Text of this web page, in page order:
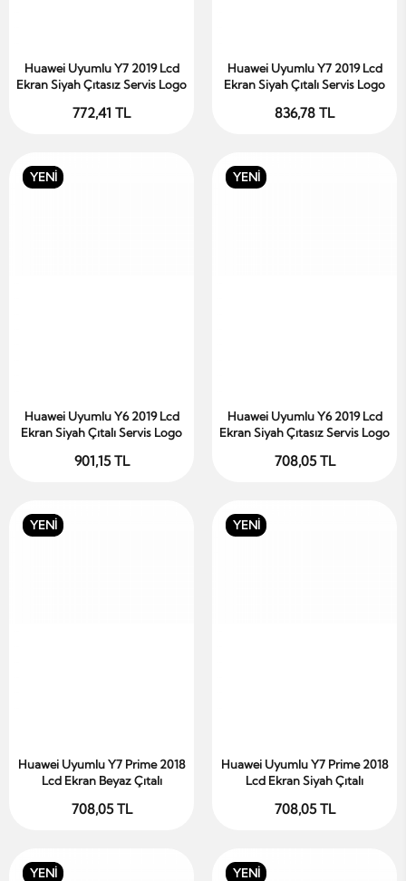
Sepete Ekle
Huawei Uyumlu Y7 2019 Lcd
Ekran Siyah Çıtasız Servis Logo
772,41 TL
Sepete Ekle
Huawei Uyumlu Y7 2019 Lcd
Ekran Siyah Çıtalı Servis Logo
836,78 TL
YENİ
Sepete Ekle
Huawei Uyumlu Y6 2019 Lcd
Ekran Siyah Çıtalı Servis Logo
901,15 TL
YENİ
Sepete Ekle
Huawei Uyumlu Y6 2019 Lcd
Ekran Siyah Çıtasız Servis Logo
708,05 TL
YENİ
Sepete Ekle
Huawei Uyumlu Y7 Prime 2018
Lcd Ekran Beyaz Çıtalı
708,05 TL
YENİ
Sepete Ekle
Huawei Uyumlu Y7 Prime 2018
Lcd Ekran Siyah Çıtalı
708,05 TL
YENİ YENİ